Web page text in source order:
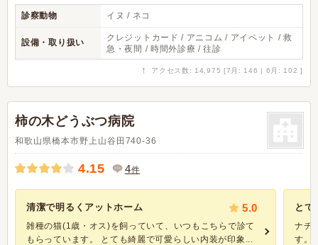
診察動物 イヌ / ネコ
設備・取り扱い
クレジットカード / アニコム / アイペット / 救
急・夜間 / 時間外診療 / 往診
↑ アクセス数: 14,975 [7月: 146 | 6月: 102 ]
柿の木どうぶつ病院
和歌山県橋本市野上山谷田740-36
4.15 4件
清潔で明るくアットホーム 5.0
雑種の猫(1歳・オス)を飼っていて、いつもこちらで診て
もらっています。 とても綺麗で可愛らしい内装が印象...
とて
ナチ
す。